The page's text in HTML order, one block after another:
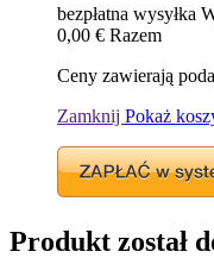
bezpłatna wysyłka
0,00 € Razem
Ceny zawierają
Zamknij Pokaż
Produkt został